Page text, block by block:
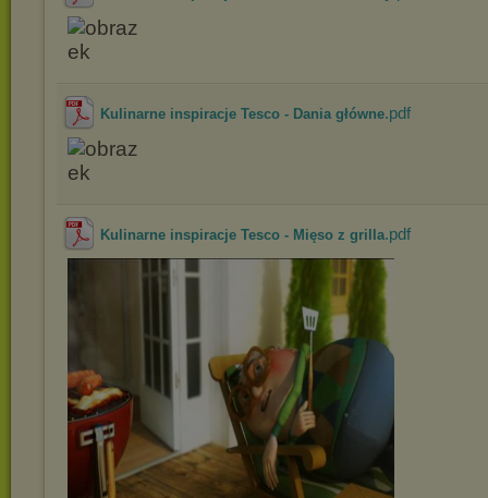
Kulinarne inspiracje Tesco - Dania główne.pdf
Kulinarne inspiracje Tesco - Mięso z grilla.pdf